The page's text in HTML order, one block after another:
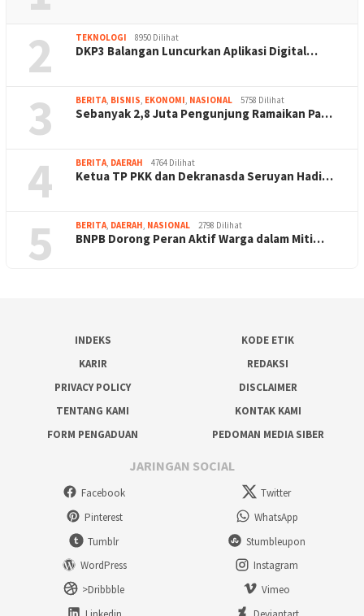
2 TEKNOLOGI 8950 Dilihat
DKP3 Balangan Luncurkan Aplikasi Digital…
3 BERITA, BISNIS, EKONOMI, NASIONAL 5758 Dilihat
Sebanyak 2,8 Juta Pengunjung Ramaikan Pa…
4 BERITA, DAERAH 4764 Dilihat
Ketua TP PKK dan Dekranasda Seruyan Hadi…
5 BERITA, DAERAH, NASIONAL 2798 Dilihat
BNPB Dorong Peran Aktif Warga dalam Miti…
INDEKS
KODE ETIK
KARIR
REDAKSI
PRIVACY POLICY
DISCLAIMER
TENTANG KAMI
KONTAK KAMI
FORM PENGADUAN
PEDOMAN MEDIA SIBER
JARINGAN SOCIAL
Facebook
Twitter
Pinterest
WhatsApp
Tumblr
Stumbleupon
WordPress
Instagram
>Dribbble
Vimeo